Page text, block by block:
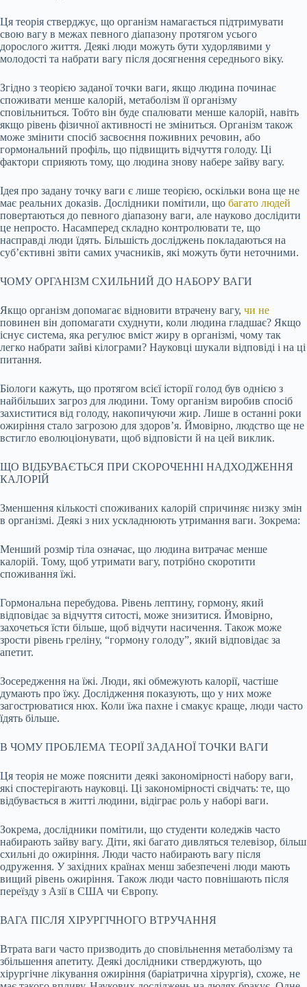
Ця теорія стверджує, що організм намагається підтримувати
свою вагу в межах певного діапазону протягом усього
дорослого життя. Деякі люди можуть бути худорлявими у
молодості та набрати вагу після досягнення середнього віку.
Згідно з теорією заданої точки ваги, якщо людина починає
споживати менше калорій, метаболізм її організму
сповільниться. Тобто він буде спалювати менше калорій, навіть
якщо рівень фізичної активності не зміниться. Організм також
може змінити спосіб засвоєння поживних речовин, або
гормональний профіль, що підвищить відчуття голоду. Ці
фактори сприяють тому, що людина знову набере зайву вагу.
Ідея про задану точку ваги є лише теорією, оскільки вона ще не
має реальних доказів. Дослідники помітили, що багато людей
повертаються до певного діапазону ваги, але науково дослідити
це непросто. Насамперед складно контролювати те, що
насправді люди їдять. Більшість досліджень покладаються на
суб’єктивні звіти самих учасників, які можуть бути неточними.
ЧОМУ ОРГАНІЗМ СХИЛЬНИЙ ДО НАБОРУ ВАГИ
Якщо організм допомагає відновити втрачену вагу, чи не
повинен він допомагати схуднути, коли людина гладшає? Якщо
існує система, яка регулює вміст жиру в організмі, чому так
легко набрати зайві кілограми? Науковці шукали відповіді і на ці
питання.
Біологи кажуть, що протягом всієї історії голод був однією з
найбільших загроз для людини. Тому організм виробив спосіб
захиститися від голоду, накопичуючи жир. Лише в останні роки
ожиріння стало загрозою для здоров’я. Ймовірно, людство ще не
встигло еволюціонувати, щоб відповісти й на цей виклик.
ЩО ВІДБУВАЄТЬСЯ ПРИ СКОРОЧЕННІ НАДХОДЖЕННЯ
КАЛОРІЙ
Зменшення кількості споживаних калорій спричиняє низку змін
в організмі. Деякі з них ускладнюють утримання ваги. Зокрема:
Менший розмір тіла означає, що людина витрачає менше
калорій. Тому, щоб утримати вагу, потрібно скоротити
споживання їжі.
Гормональна перебудова. Рівень лептину, гормону, який
відповідає за відчуття ситості, може знизитися. Ймовірно,
захочеться їсти більше, щоб відчути насичення. Також може
зрости рівень греліну, “гормону голоду”, який відповідає за
апетит.
Зосередження на їжі. Люди, які обмежують калорії, частіше
думають про їжу. Дослідження показують, що у них може
загострюватися нюх. Коли їжа пахне і смакує краще, люди часто
їдять більше.
В ЧОМУ ПРОБЛЕМА ТЕОРІЇ ЗАДАНОЇ ТОЧКИ ВАГИ
Ця теорія не може пояснити деякі закономірності набору ваги,
які спостерігають науковці. Ці закономірності свідчать: те, що
відбувається в житті людини, відіграє роль у наборі ваги.
Зокрема, дослідники помітили, що студенти коледжів часто
набирають зайву вагу. Діти, які багато дивляться телевізор, більш
схильні до ожиріння. Люди часто набирають вагу після
одруження. У західних країнах менш забезпечені люди мають
вищий рівень ожиріння. Також люди часто повнішають після
переїзду з Азії в США чи Європу.
ВАГА ПІСЛЯ ХІРУРГІЧНОГО ВТРУЧАННЯ
Втрата ваги часто призводить до сповільнення метаболізму та
збільшення апетиту. Деякі дослідники стверджують, що
хірургічне лікування ожиріння (баріатрична хірургія), схоже, не